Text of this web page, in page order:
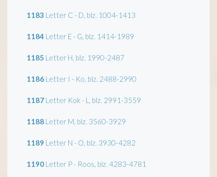
1183 Letter C - D, blz. 1004-1413
1184 Letter E - G, blz. 1414-1989
1185 Letter H, blz. 1990-2487
1186 Letter I - Ko, blz. 2488-2990
1187 Letter Kok - L, blz. 2991-3559
1188 Letter M, blz. 3560-3929
1189 Letter N - O, blz. 3930-4282
1190 Letter P - Roos, blz. 4283-4781